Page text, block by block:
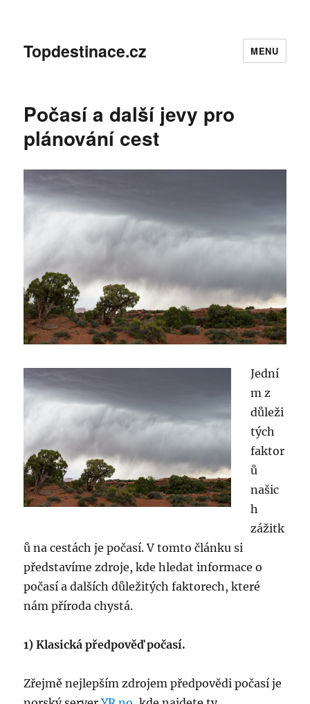
Topdestinace.cz MENU
Počasí a další jevy pro
plánování cest
Jední
m z
důleži
tých
faktor
ů
našic
h
zážitk
ů na cestách je počasí. V tomto článku si
představíme zdroje, kde hledat informace o
počasí a dalších důležitých faktorech, které
nám příroda chystá.
1) Klasická předpověď počasí.
Zřejmě nejlepším zdrojem předpovědi počasí je